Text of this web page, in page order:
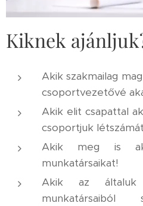
Kiknek
Akik szakmailag
csoportvezetővé
Akik elit csapattal
csoportjuk
Akik meg is
munkatársaikat!
Akik az általuk
munkatársaiból